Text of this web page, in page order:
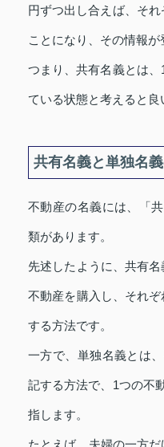
円ずつ出し合えば、そ
ことになり、その情報が
つまり、共有名義とは
ている状態と考えると良
共有名義と単独名
不動産の名義には、「
類があります。
先述したように、共有
不動産を購入し、それ
する方法です。
一方で、単独名義とは
記する方法で、1つの不
指します。
たとえば、夫婦の一方